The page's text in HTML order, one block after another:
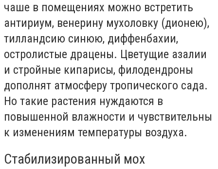
чаше в помещениях можно встретить
антириум, венерину мухоловку (дионею),
тилландсию синюю, диффенбахии,
остролистые драцены. Цветущие азалии
и стройные кипарисы, филодендроны
дополнят атмосферу тропического сада.
Но такие растения нуждаются в
повышенной влажности и чувствительны
к изменениям температуры воздуха.
Стабилизированный мох